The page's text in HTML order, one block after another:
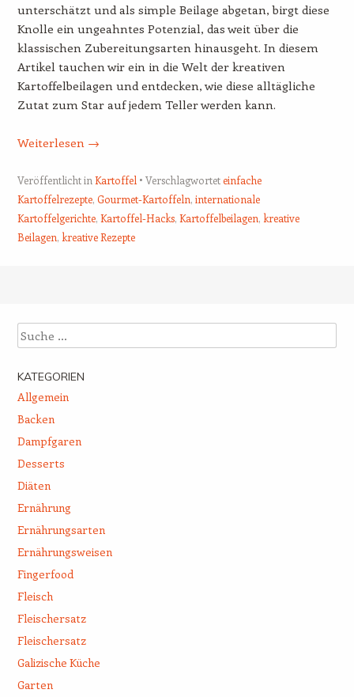
unterschätzt und als simple Beilage abgetan, birgt diese
Knolle ein ungeahntes Potenzial, das weit über die
klassischen Zubereitungsarten hinausgeht. In diesem
Artikel tauchen wir ein in die Welt der kreativen
Kartoffelbeilagen und entdecken, wie diese alltägliche
Zutat zum Star auf jedem Teller werden kann.
Weiterlesen →
Veröffentlicht in Kartoffel Verschlagworteteinfache
Kartoffelrezepte, Gourmet-Kartoffeln, internationale
Kartoffelgerichte, Kartoffel-Hacks, Kartoffelbeilagen, kreative
Beilagen, kreative Rezepte
Suche
KATEGORIEN
Allgemein
Backen
Dampfgaren
Desserts
Diäten
Ernährung
Ernährungsarten
Ernährungsweisen
Fingerfood
Fleisch
Fleischersatz
Fleischersatz
Galizische Küche
Garten